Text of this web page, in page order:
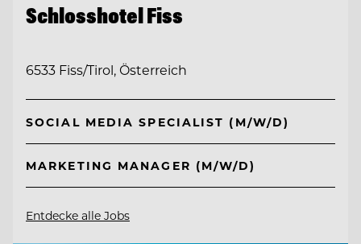
Schlosshotel Fiss
6533 Fiss/Tirol, Österreich
SOCIAL MEDIA SPECIALIST (M/W/D)
MARKETING MANAGER (M/W/D)
Entdecke alle Jobs